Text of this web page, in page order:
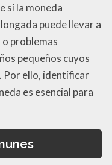
si la moneda
puede llevar a
problemas
pequeños cuyos
Por ello, identificar
es esencial para